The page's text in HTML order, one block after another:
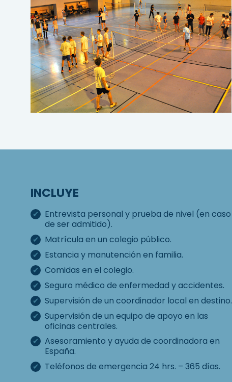
INCLUYE
Entrevista personal y prueba de nivel (en caso
de ser admitido).
Matrícula en un colegio público.
Estancia y manutención en familia.
Comidas en el colegio.
Seguro médico de enfermedad y accidentes.
Supervisión de un coordinador local en destino.
Supervisión de un equipo de apoyo en las
oficinas centrales.
Asesoramiento y ayuda de coordinadora en
España.
Teléfonos de emergencia 24 hrs. – 365 días.